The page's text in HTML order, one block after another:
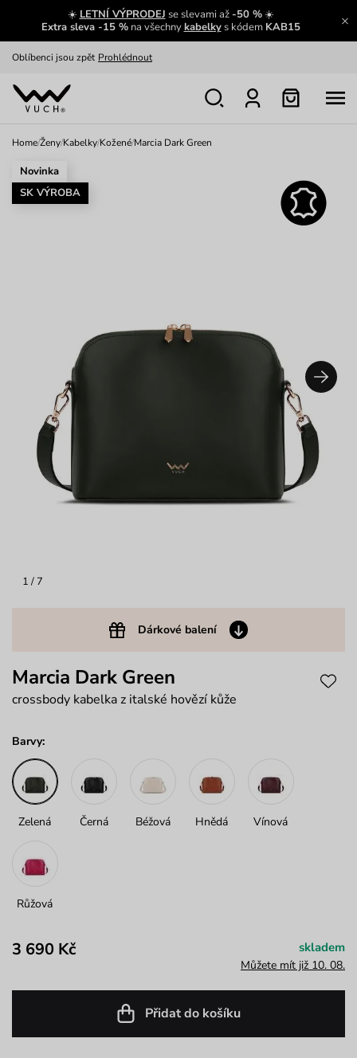
☀️ LETNÍ VÝPRODEJ se slevami až -50 %☀️
Extra sleva -15 %na všechnykabelkys kódem KAB15
Výměna a vrácení zdarma Zobrazit
Oblíbenci jsou zpět Prohlédnout
Nech se inspirovat
Home/Ženy/Kabelky/Kožené/Marcia Dark Green
1 / 7
Dárkové balení
Novinka
SK VÝROBA
Marcia Dark Green
crossbody kabelka z italské hovězí kůže
Barvy:
Zelená Černá Béžová Hnědá Vínová
Růžová
3 690 Kč skladem
Můžete mít již 10. 08.
Přidat do košíku